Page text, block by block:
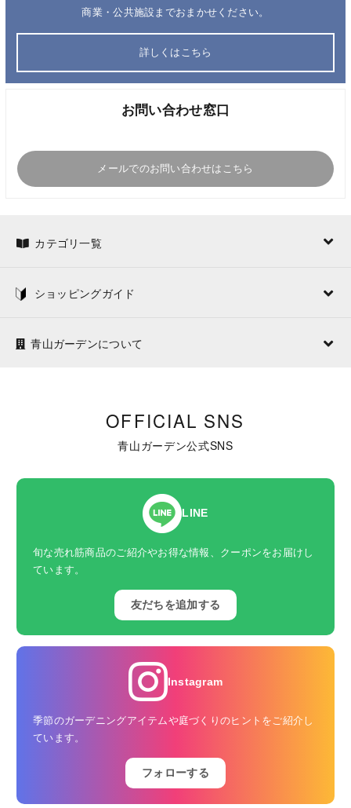
商業・公共施設までおまかせください。
詳しくはこちら
お問い合わせ窓口
メールでのお問い合わせはこちら
カテゴリ一覧
ショッピングガイド
青山ガーデンについて
OFFICIAL SNS
青山ガーデン公式SNS
LINE
旬な売れ筋商品のご紹介やお得な情報、クーポンをお届けし
ています。
友だちを追加する
Instagram
季節のガーデニングアイテムや庭づくりのヒントをご紹介し
ています。
フォローする